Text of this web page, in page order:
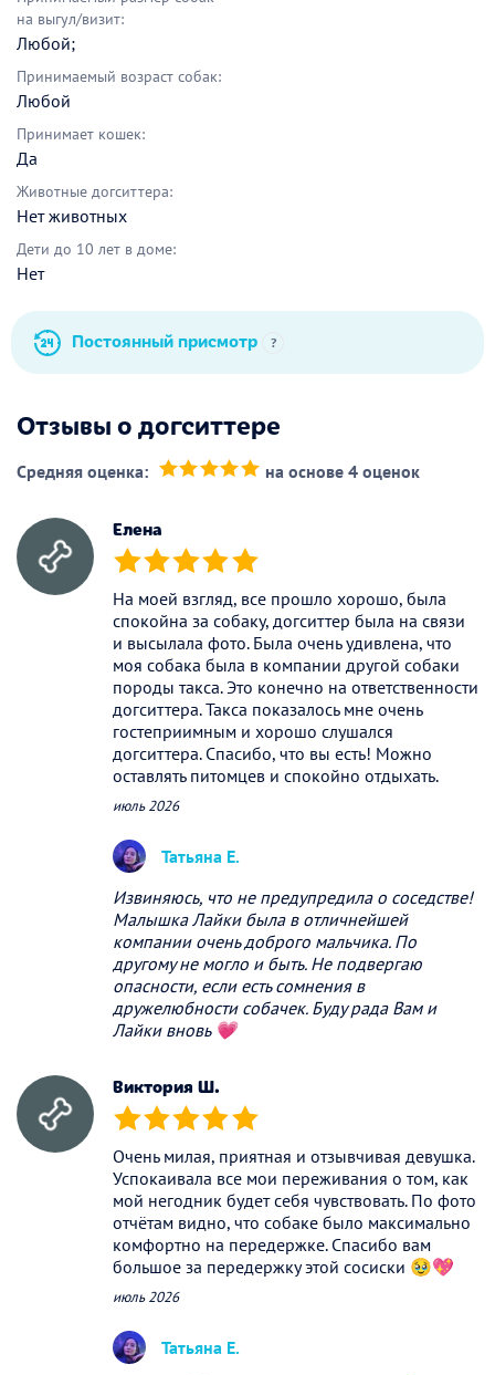
на выгул/визит:
Любой;
Принимаемый возраст собак:
Любой
Принимает кошек:
Да
Животные догситтера:
Нет животных
Дети до 10 лет в доме:
Нет
Постоянный присмотр ?
Отзывы о догситтере
Средняя оценка: на основе 4 оценок
Елена
(*) (*) (*) (*) (*)
На моей взгляд, все прошло хорошо, была
спокойна за собаку, догситтер была на связи
и высылала фото. Была очень удивлена, что
моя собака была в компании другой собаки
породы такса. Это конечно на ответственности
догситтера. Такса показалось мне очень
гостеприимным и хорошо слушался
догситтера. Спасибо, что вы есть! Можно
оставлять питомцев и спокойно отдыхать.
июль 2026
Татьяна Е.
Извиняюсь, что не предупредила о соседстве!
Малышка Лайки была в отличнейшей
компании очень доброго мальчика. По
другому не могло и быть. Не подвергаю
опасности, если есть сомнения в
дружелюбности собачек. Буду рада Вам и
Лайки вновь 💗
Виктория Ш.
(*) (*) (*) (*) (*)
Очень милая, приятная и отзывчивая девушка.
Успокаивала все мои переживания о том, как
мой негодник будет себя чувствовать. По фото
отчётам видно, что собаке было максимально
комфортно на передержке. Спасибо вам
большое за передержку этой сосиски 🥹💖
июль 2026
Татьяна Е.